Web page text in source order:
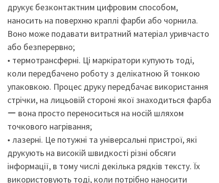
друкує безконтактним цифровим способом,
наносить на поверхню краплі фарби або чорнила.
Воно може подавати витратний матеріал уривчасто
або безперервно;
• термотрансферні. Ці маркіратори купують тоді,
коли передбачено роботу з делікатною й тонкою
упаковкою. Процес друку передбачає використання
стрічки, на лицьовій стороні якої знаходиться фарба
ー вона просто переноситься на носій шляхом
точкового нагрівання;
• лазерні. Це потужні та універсальні пристрої, які
друкують на високій швидкості різні обсяги
інформації, в тому числі декілька рядків тексту. Їх
використовують тоді, коли потрібно наносити